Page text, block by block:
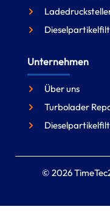
Unternehmen
Über uns
Turbolader
© 2026